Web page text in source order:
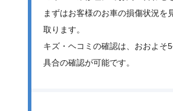
まずはお客様のお車の損傷状況を
取ります。
キズ・ヘコミの確認は、おおよそ
具合の確認が可能です。